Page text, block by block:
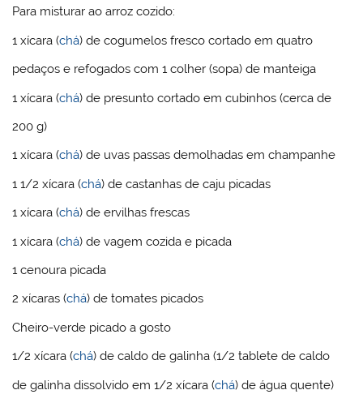
Para misturar ao arroz cozido:
1 xícara (chá) de cogumelos fresco cortado em quatro
pedaços e refogados com 1 colher (sopa) de manteiga
1 xícara (chá) de presunto cortado em cubinhos (cerca de
200 g)
1 xícara (chá) de uvas passas demolhadas em champanhe
1 1/2 xícara (chá) de castanhas de caju picadas
1 xícara (chá) de ervilhas frescas
1 xícara (chá) de vagem cozida e picada
1 cenoura picada
2 xícaras (chá) de tomates picados
Cheiro-verde picado a gosto
1/2 xícara (chá) de caldo de galinha (1/2 tablete de caldo
de galinha dissolvido em 1/2 xícara (chá) de água quente)